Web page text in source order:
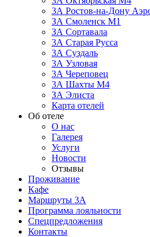
3А Ростов-на-Дону
ЗА Смоленск М1
ЗА Сортавала
3А Старая Русса
3А Суздаль
3А Узловая
3А Череповец
3А Шахты М4
ЗА Элиста
Карта отелей
Об отеле
О нас
Галерея
Услуги
Новости
Отзывы
Проживание
Кафе
Маршруты 3А
Программа лояльности
Спецпредложения
Контакты